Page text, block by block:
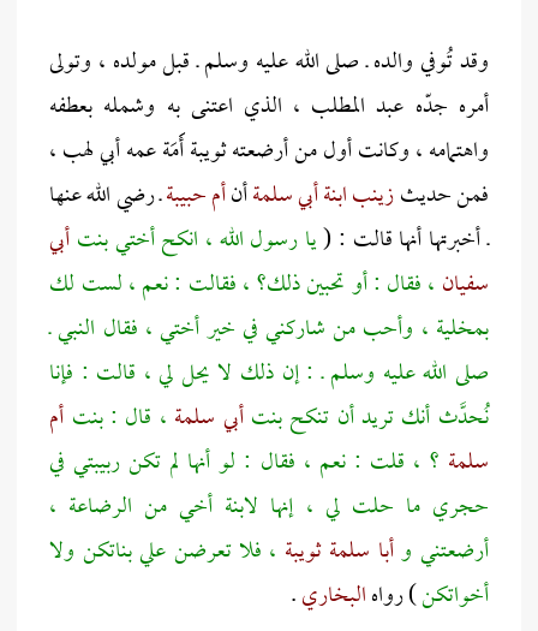
وقد تُوفي والده ـ صلى الله عليه وسلم ـ قبل مولده ، وتولى
أمره جدّه عبد المطلب ، الذي اعتنى به وشمله بعطفه
واهتمامه ، وكانت أول من أرضعته ثويبة أََمَة عمه أبي لهب ،
فمن حديثزينب ابنة أبي سلمةأنأم حبيبةـ رضي الله عنها
ـ أخبرتها أنها قالت : (يا رسول الله ، انكح أختي بنتأبي
سفيان ، فقال : أو تحبين ذلك؟ ، فقالت : نعم ، لست لك
بمخلية ، وأحب من شاركني في خير أختي ، فقال النبي ـ
صلى الله عليه وسلم ـ : إن ذلك لا يحل لي ، قالت : فإنا
نُحدَّث أنك تريد أن تنكح بنتأبي سلمة ، قال : بنت أم
سلمة ؟ ، قلت : نعم ، فقال : لو أنها لم تكن ربيبتي في
حجري ما حلت لي ، إنها لابنة أخي من الرضاعة ،
أرضعتني وأبا سلمة ثويبة ، فلا تعرضن علي بناتكن ولا
أخواتكن) رواهالبخاري.